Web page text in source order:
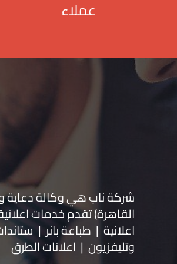
عملاء
شركة ناب هي وكالة دعاية
القاهرة) تقدم خدمات
اعلانية | طباعة بانر |
وتليفزيون | اعلانات الطرق